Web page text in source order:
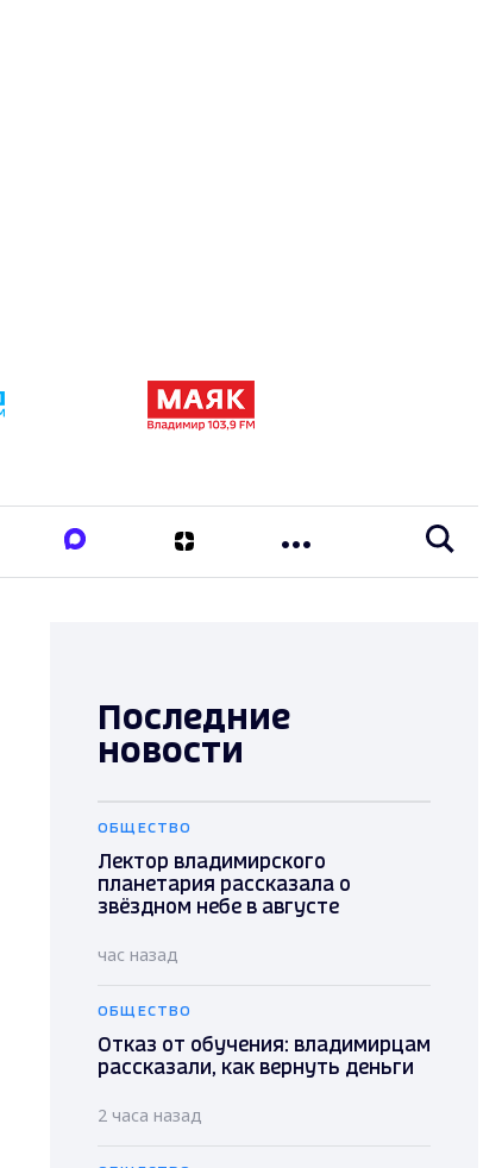
Последние
новости
ОБЩЕСТВО
Лектор владимирского
планетария рассказала о
звёздном небе в августе
час назад
ОБЩЕСТВО
Отказ от обучения: владимирцам
рассказали, как вернуть деньги
2 часа назад